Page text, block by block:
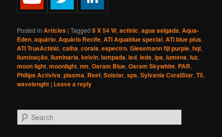
Posted in Articles |Tagged 8 X 54 W,actinic,agua salgada,Aqua-
Eden,aquário,Aquário Recife,ATI Aquablue special,ATI blue plus,
ATI TrueActinic,calha,corais,espectro,Giesemann fiji purple,hqi,
iluminação,iluminaria,kelvin,lampada,led,leds,lps,lumens,luz,
moon light,moonlight,nm,Osram Blue,Osram Skywhite, PAR,
Philips Activiva,plasma, Reef,Solstar,sps,Sylvania CoralStar,T5,
wavelenght | Leave a reply
e